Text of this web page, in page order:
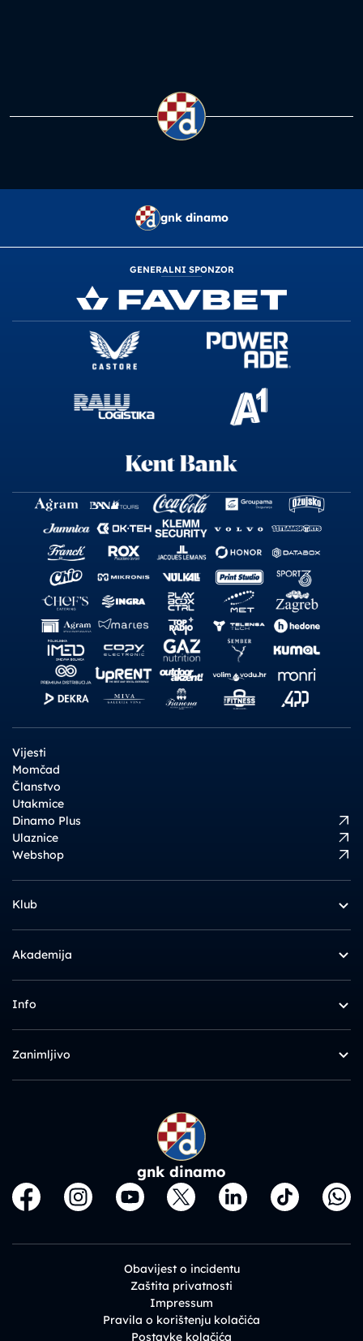
gnk dinamo
GENERALNI SPONZOR
Vijesti
Momčad
Članstvo
Utakmice
Dinamo Plus
Ulaznice
Webshop
Klub
Akademija
Info
Zanimljivo
gnk dinamo
Obavijest o incidentu
Zaštita privatnosti
Impressum
Pravila o korištenju kolačića
Postavke kolačića